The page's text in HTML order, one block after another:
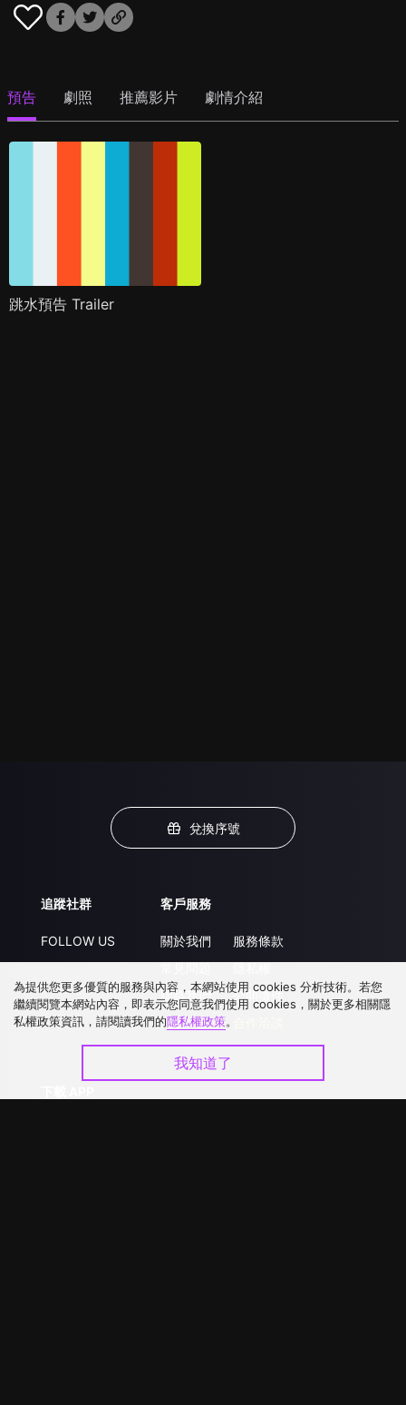
預告 劇照 推薦影片 劇情介紹
跳水預告 Trailer
兌換序號
追蹤社群
FOLLOW US
客戶服務
關於我們
聯絡我們
升級VIP
服務條款
公開徵件
為提供您更多優質的服務與內容，本網站使用 cookies 分析技術。若您
繼續閱覽本網站內容，即表示您同意我們使用 cookies，關於更多相關隱
私權政策資訊，請閱讀我們的隱私權政策。
我知道了